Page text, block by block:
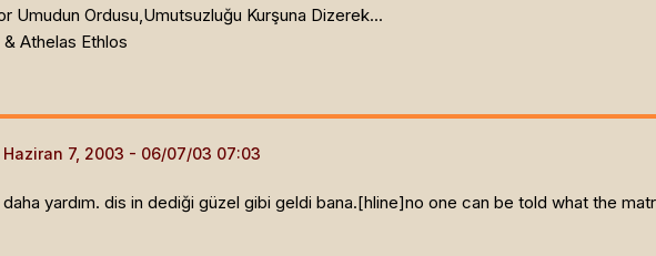
Umudun Ordusu,Umutsuzluğu Kurşuna Dizerek...
Athelas Ethlos
Haziran 7, 2003
yardım. dis in dediği güzel gibi geldi bana.[hline]no one can be told what the